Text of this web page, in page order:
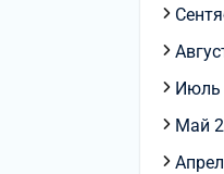
Июль
Май